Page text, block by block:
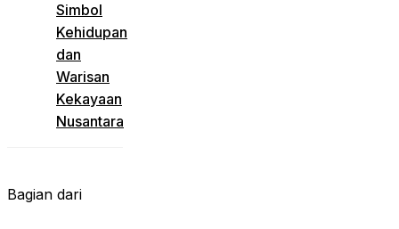
Simbol
Kehidupan
dan
Warisan
Kekayaan
Nusantara
Bagian dari